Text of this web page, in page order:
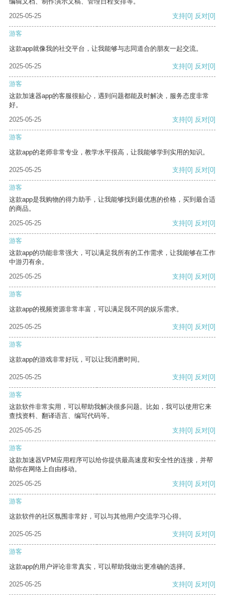
2025-05-25
支持[0] 反对[0]
游客
这款app就像我的社交平台，让我能够与志同道合的朋友一起交流。
2025-05-25 支持[0] 反对[0]
游客
这款加速器app的客服很贴心，遇到问题都能及时解决，服务态度非常
好。
2025-05-25
支持[0] 反对[0]
游客
这款app的老师非常专业，教学水平很高，让我能够学到实用的知识。
2025-05-25 支持[0] 反对[0]
游客
这款app是我购物的得力助手，让我能够找到最优惠的价格，买到最合适
的商品。
2025-05-25
支持[0] 反对[0]
游客
这款app的功能非常强大，可以满足我所有的工作需求，让我能够在工作
中游刃有余。
2025-05-25
支持[0] 反对[0]
游客
这款app的视频资源非常丰富，可以满足我不同的娱乐需求。
2025-05-25 支持[0] 反对[0]
游客
这款app的游戏非常好玩，可以让我消磨时间。
2025-05-25 支持[0] 反对[0]
游客
这款软件非常实用，可以帮助我解决很多问题。比如，我可以使用它来
查找资料、翻译语言、编写代码等。
2025-05-25
支持[0] 反对[0]
游客
这款加速器VPM应用程序可以给你提供最高速度和安全性的连接，并帮
助你在网络上自由移动。
2025-05-25
支持[0] 反对[0]
游客
这款软件的社区氛围非常好，可以与其他用户交流学习心得。
2025-05-25 支持[0] 反对[0]
游客
这款app的用户评论非常真实，可以帮助我做出更准确的选择。
2025-05-25 支持[0] 反对[0]